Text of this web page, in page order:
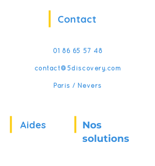
Contact
01 86 65 57 48
contact@5discovery.com
Paris / Nevers
Aides
Nos
solutions